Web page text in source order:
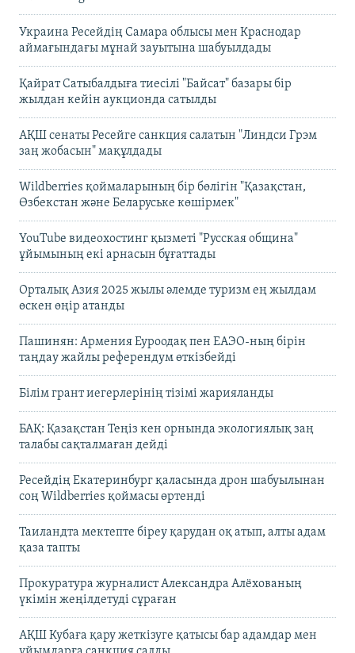
Украина Ресейдің Самара облысы мен Краснодар
аймағындағы мұнай зауытына шабуылдады
Қайрат Сатыбалдыға тиесілі "Байсат" базары бір
жылдан кейін аукционда сатылды
АҚШ сенаты Ресейге санкция салатын "Линдси Грэм
заң жобасын" мақұлдады
Wildberries қоймаларының бір бөлігін "Қазақстан,
Өзбекстан және Беларуське көшірмек"
YouTube видеохостинг қызметі "Русская община"
ұйымының екі арнасын бұғаттады
Орталық Азия 2025 жылы әлемде туризм ең жылдам
өскен өңір атанды
Пашинян: Армения Еуроодақ пен ЕАЭО-ның бірін
таңдау жайлы референдум өткізбейді
Білім грант иегерлерінің тізімі жарияланды
БАҚ: Қазақстан Теңіз кен орнында экологиялық заң
талабы сақталмаған дейді
Ресейдің Екатеринбург қаласында дрон шабуылынан
соң Wildberries қоймасы өртенді
Таиландта мектепте біреу қарудан оқ атып, алты адам
қаза тапты
Прокуратура журналист Александра Алёхованың
үкімін жеңілдетуді сұраған
АҚШ Кубаға қару жеткізуге қатысы бар адамдар мен